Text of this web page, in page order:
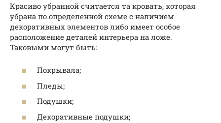
Красиво убранной считается та кровать, которая
убрана по определенной схеме с наличием
декоративных элементов либо имеет особое
расположение деталей интерьера на ложе.
Таковыми могут быть:
Покрывала;
Пледы;
Подушки;
Декоративные подушки;